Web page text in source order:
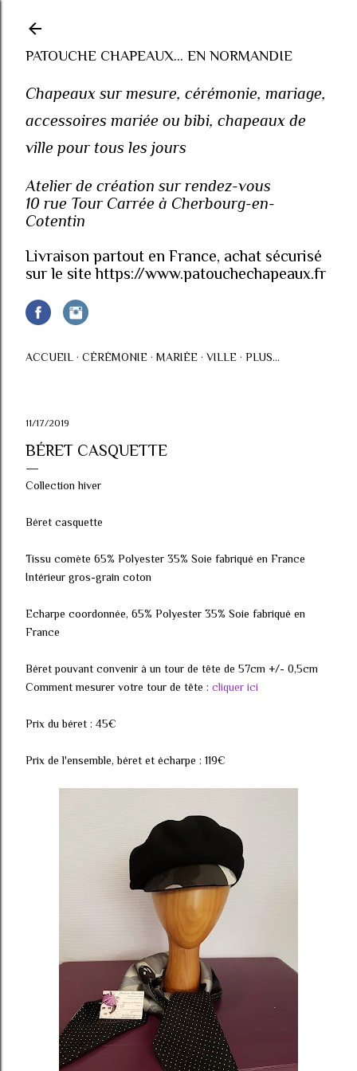
PATOUCHE CHAPEAUX... EN NORMANDIE
Chapeaux sur mesure, cérémonie, mariage,
accessoires mariée ou bibi, chapeaux de
ville pour tous les jours
Atelier de création sur rendez-vous
10 rue Tour Carrée à Cherbourg-en-
Cotentin
Livraison partout en France, achat sécurisé
sur le site https://www.patouchechapeaux.fr
ACCUEIL CÉRÉMONIE MARIÉE VILLE PLUS…
11/17/2019
BÉRET CASQUETTE
Collection hiver
Béret casquette
Tissu comète 65% Polyester 35% Soie fabriqué en France
Intérieur gros-grain coton
Echarpe coordonnée, 65% Polyester 35% Soie fabriqué en
France
Béret pouvant convenir à un tour de tête de 57cm +/- 0,5cm
Comment mesurer votre tour de tête : cliquer ici
Prix du béret : 45€
Prix de l'ensemble, béret et écharpe : 119€